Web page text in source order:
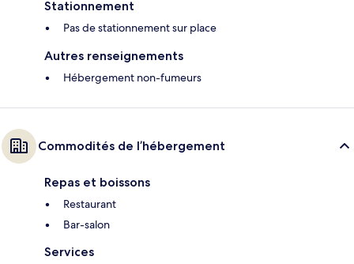
Stationnement
Pas de stationnement sur place
Autres renseignements
Hébergement non-fumeurs
Commodités de l’hébergement
Repas et boissons
Restaurant
Bar-salon
Services